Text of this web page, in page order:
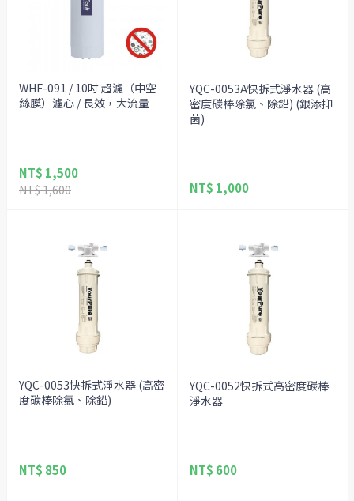
WHF-091 / 10吋 超濾（中空
絲膜）濾心 / 長效，大流量
NT$ 1,500
NT$ 1,600
YQC-0053A快拆式淨水器 (高
密度碳棒除氯、除鉛) (銀添抑
菌)
NT$ 1,000
YQC-0053快拆式淨水器 (高密
度碳棒除氯、除鉛)
NT$ 850
YQC-0052快拆式高密度碳棒
淨水器
NT$ 600